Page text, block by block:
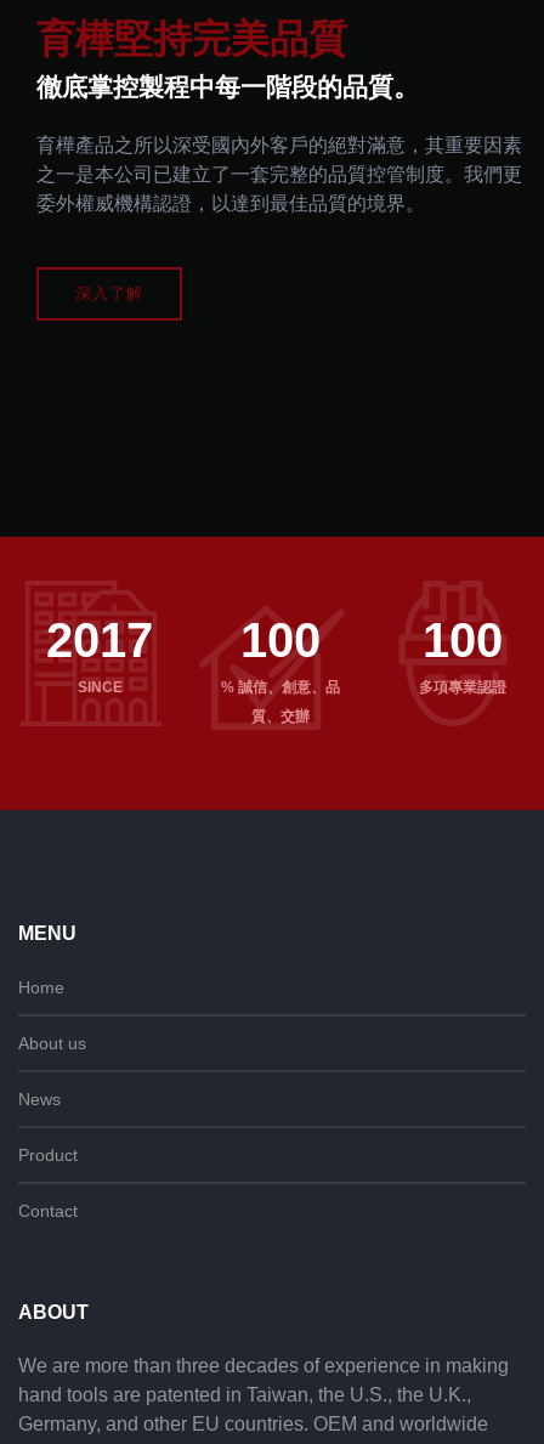
EXTENSION BAR
育樺堅持完美品質
徹底掌控製程中每一階段的品質。
育樺產品之所以深受國內外客戶的絕對滿意，其重要因素
之一是本公司已建立了一套完整的品質控管制度。我們更
委外權威機構認證，以達到最佳品質的境界。
深入了解
2017
SINCE
100
% 誠信、創意、品
質、交辦
100
多項專業認證
MENU
Home
About us
News
Product
Contact
ABOUT
We are more than three decades of experience in making
hand tools are patented in Taiwan, the U.S., the U.K.,
Germany, and other EU countries. OEM and worldwide